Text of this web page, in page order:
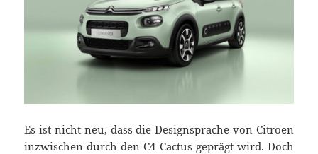
Es ist nicht neu, dass die Designsprache von Citroen
inzwischen durch den C4 Cactus geprägt wird. Doch